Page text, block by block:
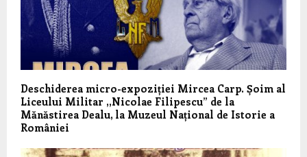
Deschiderea micro-expoziției Mircea Carp. Șoim al
Liceului Militar ,,Nicolae Filipescu” de la
Mănăstirea Dealu, la Muzeul Național de Istorie a
României